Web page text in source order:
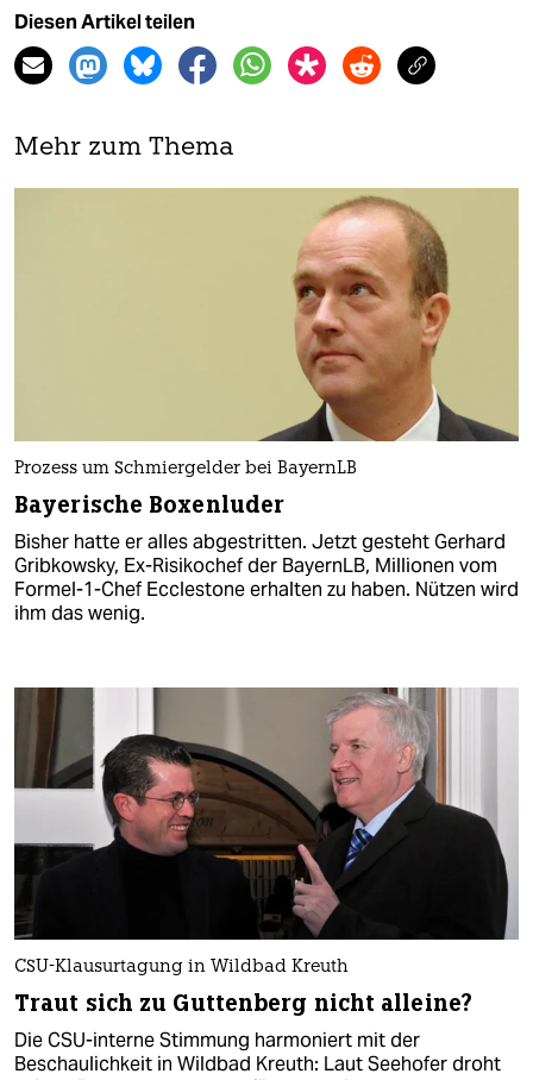
Diesen Artikel teilen
Mehr zum Thema
Prozess um Schmiergelder bei BayernLB
Bayerische Boxenluder
Bisher hatte er alles abgestritten. Jetzt gesteht Gerhard
Gribkowsky, Ex-Risikochef der BayernLB, Millionen vom
Formel-1-Chef Ecclestone erhalten zu haben. Nützen wird
ihm das wenig.
CSU-Klausurtagung in Wildbad Kreuth
Traut sich zu Guttenberg nicht alleine?
Die CSU-interne Stimmung harmoniert mit der
Beschaulichkeit in Wildbad Kreuth: Laut Seehofer droht